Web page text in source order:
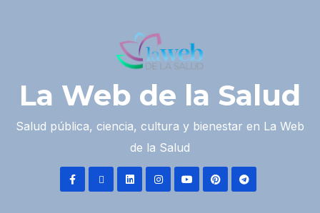
La Web de la Salud
Salud pública, ciencia, cultura y bienestar en La Web
de la Salud